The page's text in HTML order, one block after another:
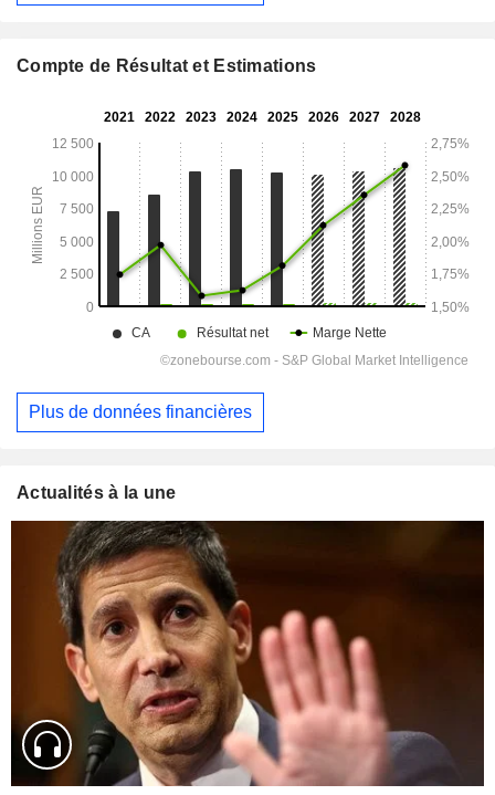
Compte de Résultat et Estimations
Plus de données financières
Actualités à la une